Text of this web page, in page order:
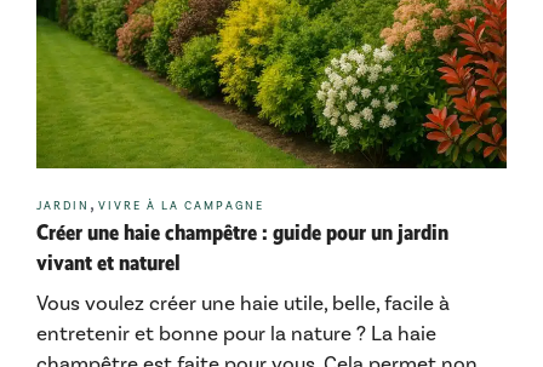
Créer une haie champêtre : guide pour un jardin
vivant et naturel
Vous voulez créer une haie utile, belle, facile à
entretenir et bonne pour la nature ? La haie
Catégories
JARDIN , VIVRE À LA CAMPAGNE